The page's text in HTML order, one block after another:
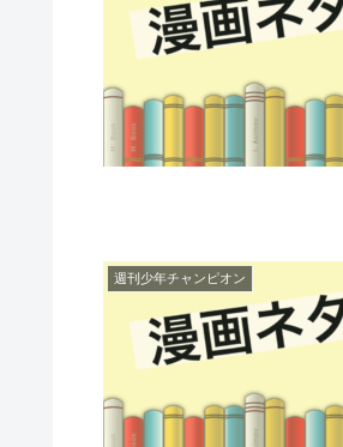
週刊少年チャンピオン